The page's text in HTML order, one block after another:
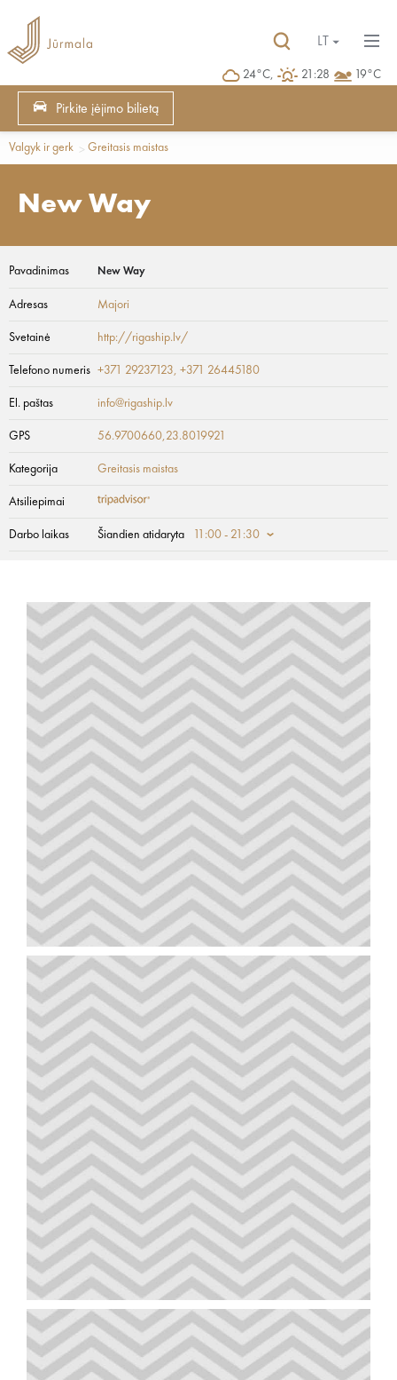
24°C, 21:28 19°C
LT
Pirkite įėjimo bilietą
Valgyk ir gerk Greitasis maistas
New Way
Pavadinimas New Way
Adresas Majori
Svetainė http://rigaship.lv/
Telefono numeris +371 29237123, +371 26445180
El. paštas info@rigaship.lv
GPS 56.9700660,23.8019921
Kategorija Greitasis maistas
Atsiliepimai
Darbo laikas Šiandien atidaryta 11:00 - 21:30